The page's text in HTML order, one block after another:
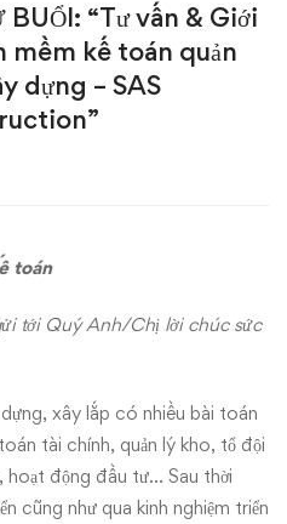
“Tư vấn & Giới
mềm kế toán quản
dựng – SAS
tới Quý Anh/Chị lời chúc sức
xây lắp có nhiều bài toán
tài chính, quản lý kho, tổ đội
hoạt động đầu tư… Sau thời
cũng như qua kinh nghiệm triển